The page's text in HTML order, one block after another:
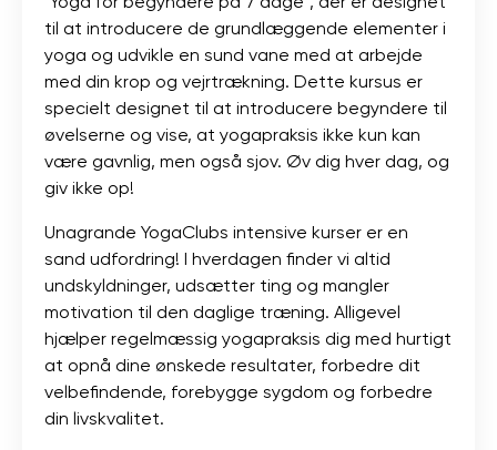
til at introducere de grundlæggende elementer i
yoga og udvikle en sund vane med at arbejde
med din krop og vejrtrækning. Dette kursus er
specielt designet til at introducere begyndere til
øvelserne og vise, at yogapraksis ikke kun kan
være gavnlig, men også sjov. Øv dig hver dag, og
giv ikke op!
Unagrande YogaClubs intensive kurser er en
sand udfordring! I hverdagen finder vi altid
undskyldninger, udsætter ting og mangler
motivation til den daglige træning. Alligevel
hjælper regelmæssig yogapraksis dig med hurtigt
at opnå dine ønskede resultater, forbedre dit
velbefindende, forebygge sygdom og forbedre
din livskvalitet.